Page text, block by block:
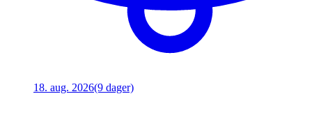
18. aug. 2026(9 dager)